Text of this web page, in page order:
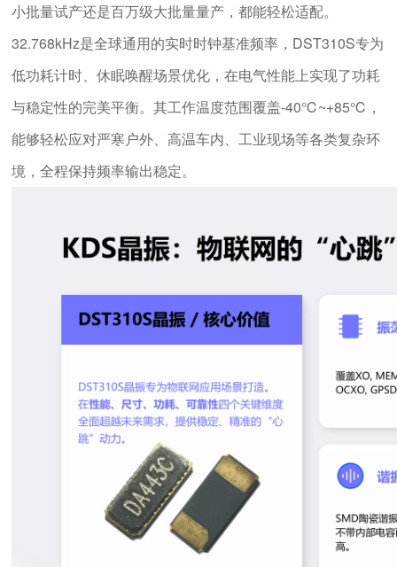
小批量试产还是百万级大批量量产，都能轻松适配。
32.768kHz是全球通用的实时时钟基准频率，DST310S专为
低功耗计时、休眠唤醒场景优化，在电气性能上实现了功耗
与稳定性的完美平衡。其工作温度范围覆盖-40℃~+85℃，
能够轻松应对严寒户外、高温车内、工业现场等各类复杂环
境，全程保持频率输出稳定。